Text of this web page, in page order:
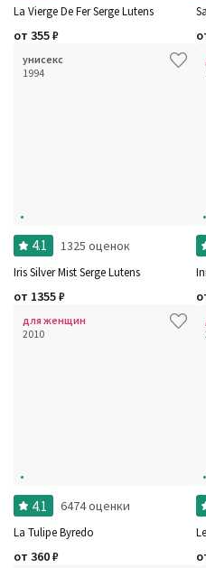
La Vierge De Fer Serge Lutens
от 355₽
унисекс
1994
4.1 1325 оценок
Iris Silver Mist Serge Lutens
от 1355₽
для женщин
2010
4.1 6474 оценки
La Tulipe Byredo
от 360₽